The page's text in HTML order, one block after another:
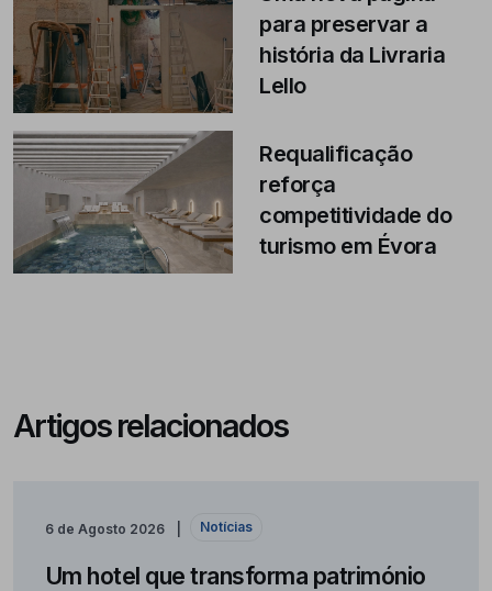
para preservar a
história da Livraria
Lello
Requalificação
reforça
competitividade do
turismo em Évora
Artigos relacionados
6 de Agosto 2026 Notícias
Um hotel que transforma património